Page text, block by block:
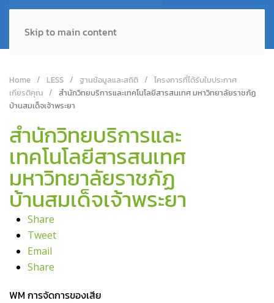
Skip to main content
Home LESS ฐานข้อมูลและสถิติ
โครงการที่ได้รับใบประกาศ
เกียรติคุณ
สำนักวิทยบริการและเทคโนโลยีสารสนเทศ มหาวิทยาลัยราชภัฏ
บ้านสมเด็จเจ้าพระยา
สำนักวิทยบริการและ
เทคโนโลยีสารสนเทศ
มหาวิทยาลัยราชภัฏ
บ้านสมเด็จเจ้าพระยา
Share
Tweet
Email
Share
WM การจัดการของเสีย